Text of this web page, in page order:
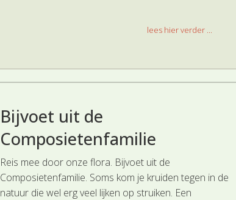
lees hier verder ...
Bijvoet uit de
Composietenfamilie
Reis mee door onze flora. Bijvoet uit de
Composietenfamilie. Soms kom je kruiden tegen in de
natuur die wel erg veel lijken op struiken. Een